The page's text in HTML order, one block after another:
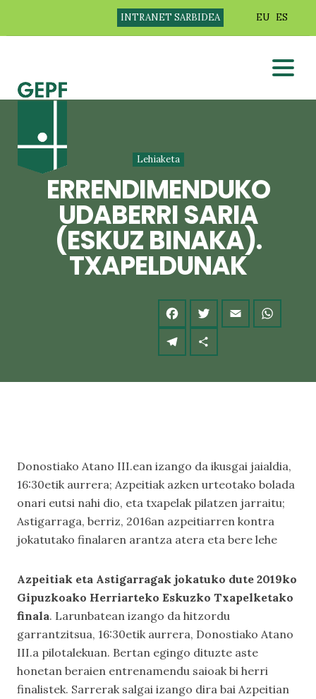
INTRANET SARBIDEA EU ES
Lehiaketa
ERRENDIMENDUKO
UDABERRI SARIA
(ESKUZ BINAKA).
TXAPELDUNAK
Donostiako Atano III.ean izango da ikusgai jaialdia,
16:30etik aurrera; Azpeitiak azken urteotako bolada
onari eutsi nahi dio, eta txapelak pilatzen jarraitu;
Astigarraga, berriz, 2016an azpeitiarren kontra
jokatutako finalaren arantza atera eta bere lehe
Azpeitiak eta Astigarragak jokatuko dute 2019ko
Gipuzkoako Herriarteko Eskuzko Txapelketako
finala. Larunbatean izango da hitzordu
garrantzitsua, 16:30etik aurrera, Donostiako Atano
III.a pilotalekuan. Bertan egingo dituzte aste
honetan beraien entrenamendu saioak bi herri
finalistek. Sarrerak salgai izango dira bai Azpeitian